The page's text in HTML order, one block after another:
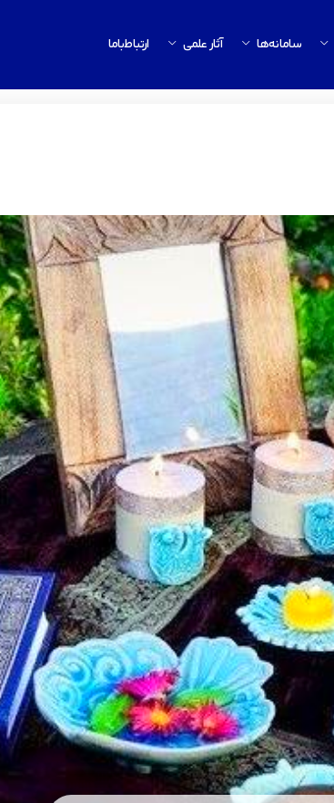
سامانه‌ها آثار علمی ارتباط‌باما